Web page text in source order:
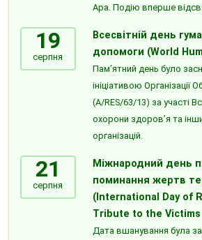
Ара. Подію вперше
19
серпня
Всесвітній день
допомоги (World
Пам’ятний день було
ініціативою Організації
(A/RES/63/13) за участі
охорони здоров’я та
організацій.
21
серпня
Міжнародний день
поминання жертв
(International Day of
Tribute to the
Дата вшанування була